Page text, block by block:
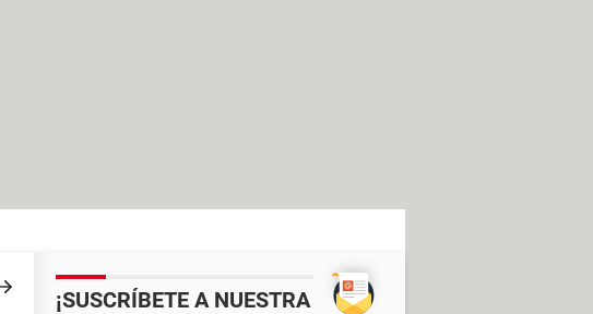
¡SUSCRÍBETE A NUESTRA